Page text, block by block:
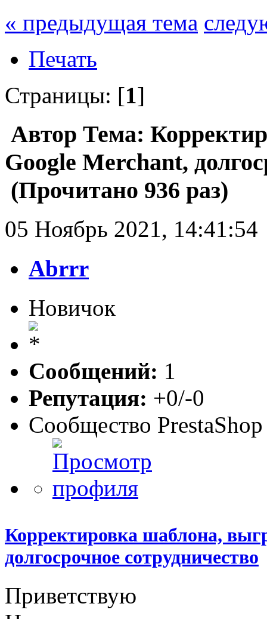
« предыдущая тема
Печать
Страницы: [1]
Автор Тема:
Google Merchant,
(Прочитано 936 раз)
05 Ноябрь 2021, 14:41:54
Abrrr
Новичок
Сообщений: 1
Репутация: +0/-0
Сообщество PrestaShop
Корректировка шаблона,
долгосрочное сотрудничество
Приветствую